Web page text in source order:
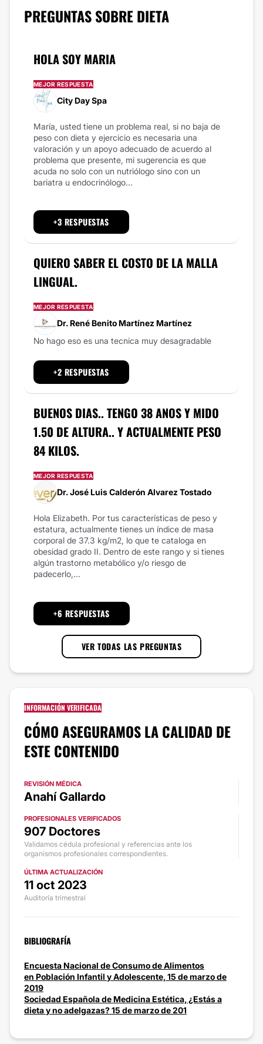
PREGUNTAS SOBRE DIETA
HOLA SOY MARIA
MEJOR RESPUESTA
City Day Spa
María, usted tiene un problema real, si no baja de
peso con dieta y ejercicio es necesaria una
valoración y un apoyo adecuado de acuerdo al
problema que presente, mi sugerencia es que
acuda no solo con un nutriólogo sino con un
bariatra u endocrinólogo...
+3 RESPUESTAS
QUIERO SABER EL COSTO DE LA MALLA
LINGUAL.
MEJOR RESPUESTA
Dr. René Benito Martínez Martínez
No hago eso es una tecnica muy desagradable
+2 RESPUESTAS
BUENOS DIAS.. TENGO 38 ANOS Y MIDO
1.50 DE ALTURA.. Y ACTUALMENTE PESO
84 KILOS.
MEJOR RESPUESTA
Dr. José Luis Calderón Alvarez Tostado
Hola Elizabeth. Por tus características de peso y
estatura, actualmente tienes un índice de masa
corporal de 37.3 kg/m2, lo que te cataloga en
obesidad grado II. Dentro de este rango y si tienes
algún trastorno metabólico y/o riesgo de
padecerlo,...
+6 RESPUESTAS
VER TODAS LAS PREGUNTAS
INFORMACIÓN VERIFICADA
CÓMO ASEGURAMOS LA CALIDAD DE
ESTE CONTENIDO
REVISIÓN MÉDICA
Anahí Gallardo
PROFESIONALES VERIFICADOS
907 Doctores
Validamos cédula profesional y referencias ante los
organismos profesionales correspondientes.
ÚLTIMA ACTUALIZACIÓN
11 oct 2023
Auditoría trimestral
BIBLIOGRAFÍA
Encuesta Nacional de Consumo de Alimentos
en Población Infantil y Adolescente, 15 de marzo de
2019
Sociedad Española de Medicina Estética, ¿Estás a
dieta y no adelgazas? 15 de marzo de 201